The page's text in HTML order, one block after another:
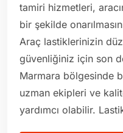
tamiri hizmetleri,
bir şekilde
Araç lastiklerinizin
güvenliğiniz için son
Marmara bölgesinde
uzman ekipleri ve
yardımcı olabilir.